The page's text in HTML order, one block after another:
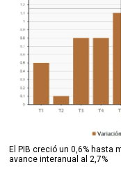
El PIB creció un 0,6% hasta
avance interanual al 2,7%